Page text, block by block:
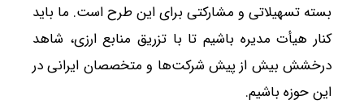
بسته تسهیلاتی و مشارکتی برای این طرح است. ما باید
کنار هیأت مدیره باشیم تا با تزریق منابع ارزی، شاهد
درخشش بیش از پیش شرکت‌ها و متخصصان ایرانی در
این حوزه باشیم.